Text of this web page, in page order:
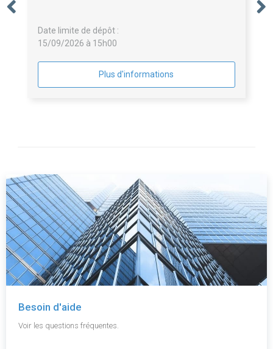
Date limite de dépôt :
15/09/2026 à 15h00
Plus d'informations
Besoin d'aide
Voir les questions fréquentes.